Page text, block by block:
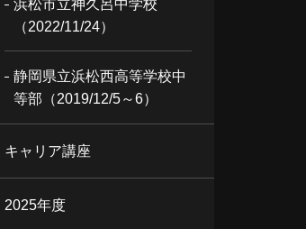
浜松市立神久呂中学校
（2022/11/24）
静岡県立浜松西高等学校中
等部（2019/12/5～6）
キャリア講座
2025年度